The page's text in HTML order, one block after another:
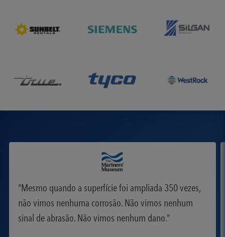
Mesmo quando a superfície foi ampliada 350 vezes,
não vimos nenhuma corrosão. Não vimos nenhum
sinal de abrasão. Não vimos nenhum dano.